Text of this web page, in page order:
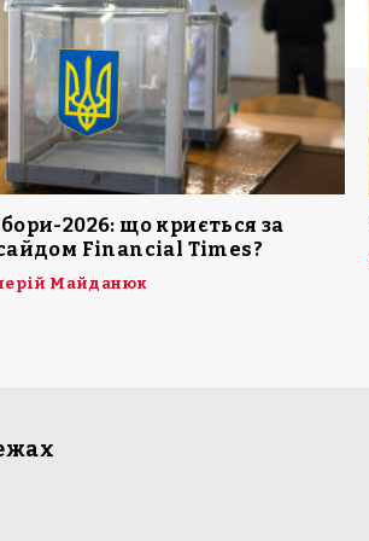
2026: що криється за
Financial Times?
Майданюк